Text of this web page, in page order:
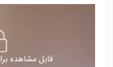
قابل مشاهده